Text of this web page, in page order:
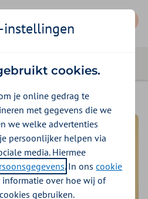
instellingen
cookies.
je online gedrag te
met gegevens die we
we welke advertenties
persoonlijker helpen via
media. Hiermee
. In onscookie
over hoe wij of
gebruiken.